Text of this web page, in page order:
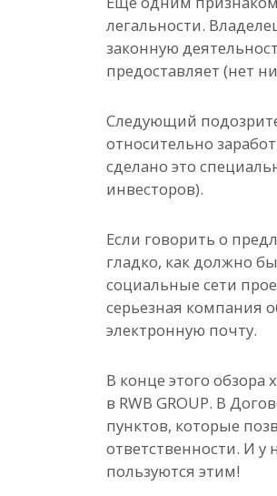
легальности.
законную
предоставляет (нет
Следующий
относительно
сделано это
инвесторов).
Если говорить о
гладко, как должно
социальные сети
серьезная компания
электронную почту.
В конце этого
в RWB GROUP. В
пунктов, которые
ответственности. И
пользуются этим!